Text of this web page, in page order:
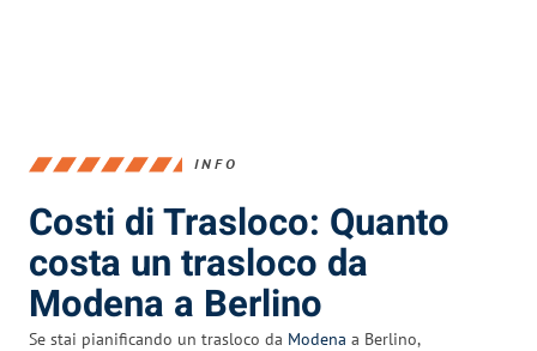
INFO
Costi di Trasloco: Quanto
costa un trasloco da
Modena a Berlino
Se stai pianificando un trasloco da Modena a Berlino,